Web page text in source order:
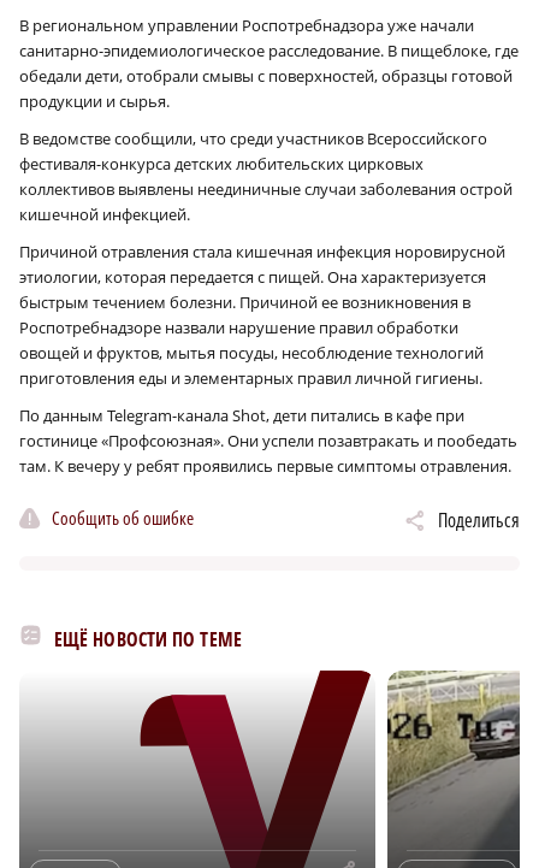
В региональном управлении Роспотребнадзора уже начали
санитарно-эпидемиологическое расследование. В пищеблоке, где
обедали дети, отобрали смывы с поверхностей, образцы готовой
продукции и сырья.
В ведомстве сообщили, что среди участников Всероссийского
фестиваля-конкурса детских любительских цирковых
коллективов выявлены неединичные случаи заболевания острой
кишечной инфекцией.
Причиной отравления стала кишечная инфекция норовирусной
этиологии, которая передается с пищей. Она характеризуется
быстрым течением болезни. Причиной ее возникновения в
Роспотребнадзоре назвали нарушение правил обработки
овощей и фруктов, мытья посуды, несоблюдение технологий
приготовления еды и элементарных правил личной гигиены.
По данным Telegram-канала Shot, дети питались в кафе при
гостинице «Профсоюзная». Они успели позавтракать и пообедать
там. К вечеру у ребят проявились первые симптомы отравления.
Сообщить об ошибке Поделиться
ЕЩЁ НОВОСТИ ПО ТЕМЕ